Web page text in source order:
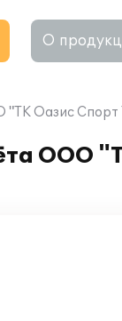
О
"ТК Оазис
ООО